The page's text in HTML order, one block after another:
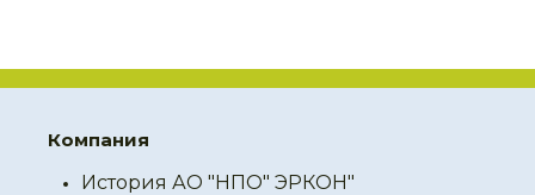
Компания
История АО "НПО" ЭРКОН"